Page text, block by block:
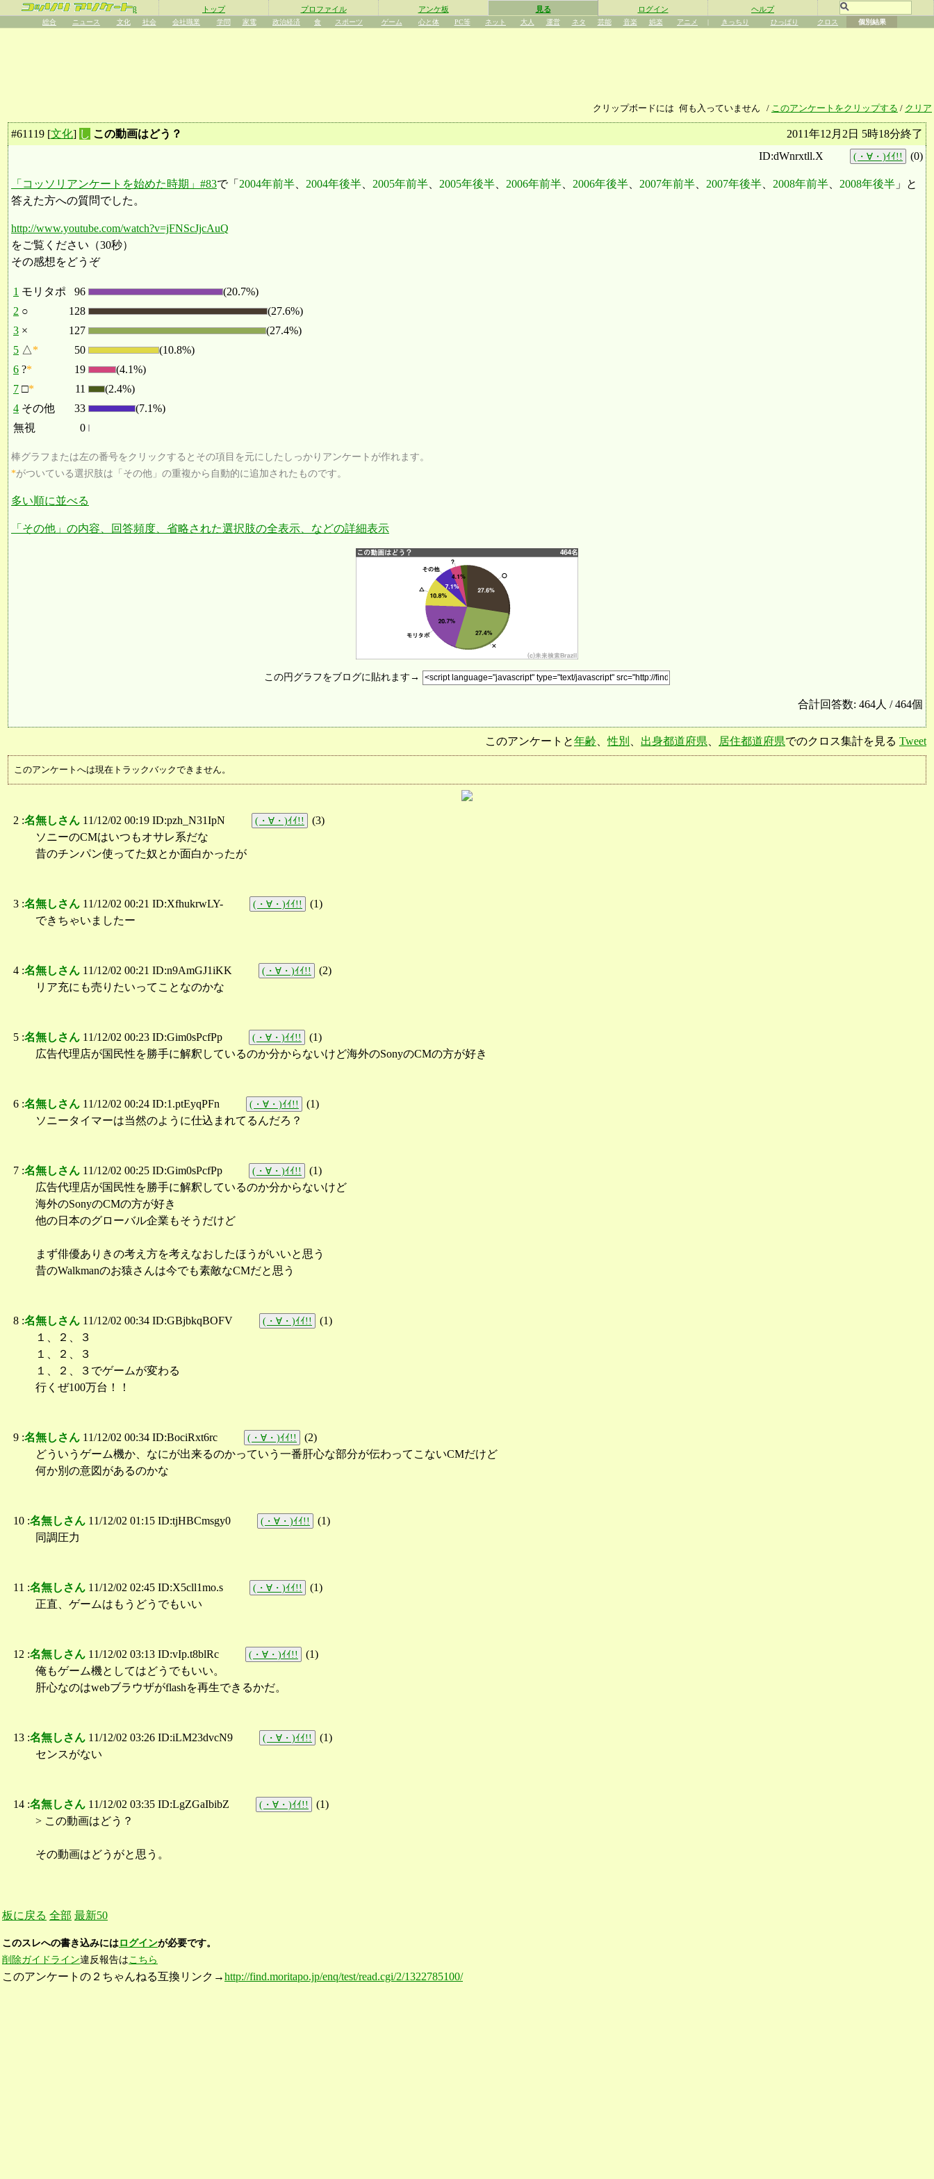
β トップ プロファイル アンケ板 見る ログイン ヘルプ
総合 ニュース 文化 社会 会社職業 学問 家電 政治経済 食 スポーツ ゲーム 心と体 PC等 ネット 大人 運営 ネタ 芸能 音楽 娯楽 アニメ | きっちり ひっぱり クロス 個別結果
クリップボードには 何も入っていません / このアンケートをクリップする / クリア
2011年12月2日 5時18分終了
#61119 [文化] し この動画はどう？
ID:dWnrxtll.X
(・∀・)ｲｲ!! (0)
「コッソリアンケートを始めた時期」#83で「 2004年前半 2004年後半 2005年前半 2005年後半 2006年前半 2006年後半 2007年前半 2007年後半 2008年前半 2008年後半 」と
答えた方への質問でした。
http://www.youtube.com/watch?v=jFNScJjcAuQ
をご覧ください（30秒）
その感想をどうぞ
1 モリタポ 96
(20.7%)
2 ○ 128
(27.6%)
3 × 127
(27.4%)
5 △* 50
(10.8%)
6 ?* 19
(4.1%)
7 □* 11
(2.4%)
4 その他 33
(7.1%)
無視
0
棒グラフまたは左の番号をクリックするとその項目を元にしたしっかりアンケートが作れます。
*がついている選択肢は「その他」の重複から自動的に追加されたものです。
多い順に並べる
「その他」の内容、回答頻度、省略された選択肢の全表示、などの詳細表示
この円グラフをブログに貼れます→
合計回答数: 464人 / 464個
このアンケートと年齢 、性別 出身都道府県 居住都道府県でのクロス集計を見る Tweet
このアンケートへは現在トラックバックできません。
2 :名無しさん 11/12/02 00:19 ID:pzh_N31IpN (・∀・)ｲｲ!! (3)
ソニーのCMはいつもオサレ系だな
昔のチンパン使ってた奴とか面白かったが
3 :名無しさん 11/12/02 00:21 ID:XfhukrwLY- (・∀・)ｲｲ!! (1)
できちゃいましたー
4 :名無しさん 11/12/02 00:21 ID:n9AmGJ1iKK (・∀・)ｲｲ!! (2)
リア充にも売りたいってことなのかな
5 :名無しさん 11/12/02 00:23 ID:Gim0sPcfPp (・∀・)ｲｲ!! (1)
広告代理店が国民性を勝手に解釈しているのか分からないけど海外のSonyのCMの方が好き
6 :名無しさん 11/12/02 00:24 ID:1.ptEyqPFn (・∀・)ｲｲ!! (1)
ソニータイマーは当然のように仕込まれてるんだろ？
7 :名無しさん 11/12/02 00:25 ID:Gim0sPcfPp (・∀・)ｲｲ!! (1)
広告代理店が国民性を勝手に解釈しているのか分からないけど
海外のSonyのCMの方が好き
他の日本のグローバル企業もそうだけど
まず俳優ありきの考え方を考えなおしたほうがいいと思う
昔のWalkmanのお猿さんは今でも素敵なCMだと思う
8 :名無しさん 11/12/02 00:34 ID:GBjbkqBOFV (・∀・)ｲｲ!! (1)
１、２、３
１、２、３
１、２、３でゲームが変わる
行くぜ100万台！！
9 :名無しさん 11/12/02 00:34 ID:BociRxt6rc (・∀・)ｲｲ!! (2)
どういうゲーム機か、なにが出来るのかっていう一番肝心な部分が伝わってこないCMだけど
何か別の意図があるのかな
10 :名無しさん 11/12/02 01:15 ID:tjHBCmsgy0 (・∀・)ｲｲ!! (1)
同調圧力
11 :名無しさん 11/12/02 02:45 ID:X5cll1mo.s (・∀・)ｲｲ!! (1)
正直、ゲームはもうどうでもいい
12 :名無しさん 11/12/02 03:13 ID:vIp.t8blRc (・∀・)ｲｲ!! (1)
俺もゲーム機としてはどうでもいい。
肝心なのはwebブラウザがflashを再生できるかだ。
13 :名無しさん 11/12/02 03:26 ID:iLM23dvcN9 (・∀・)ｲｲ!! (1)
センスがない
14 :名無しさん 11/12/02 03:35 ID:LgZGaIbibZ (・∀・)ｲｲ!! (1)
> この動画はどう？
その動画はどうがと思う。
板に戻る 全部 最新50
このスレへの書き込みにはログインが必要です。
削除ガイドライン違反報告はこちら
このアンケートの２ちゃんねる互換リンク→http://find.moritapo.jp/enq/test/read.cgi/2/1322785100/